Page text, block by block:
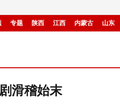
专题 陕西 江西 内蒙古 山东
滑稽始末